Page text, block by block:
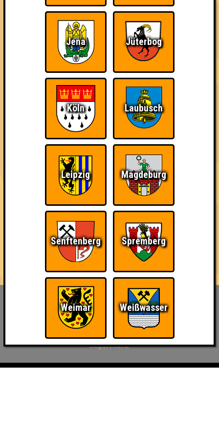
Es gibt einen Haufen Preise von unseren großartigen
Sponsoren zu gewinnen und gleichzeitig könnt ihr Gutes tun,
indem ihr einen Haufen Bingozettel kauft.
Am Abend warten drei abwechslungsreiche Runden auf euch -
wie genau die aussehen, werden wir euch bald erzählen!
Ihr könnt euch als Team anmelden und bekommt einen festen
Tisch oder werdet als Einzelperson mit anderen
zusammengesetzt. Der Clou: Der Tisch mit den meisten
Zetteln pro Kopf gewinnt zusätzlich einen Sonderpreis. So
lohnt es sich gleich doppelt, Gas zu geben!
👉 Jetzt reservieren
Alle weiteren Infos zu Spielmodi, Preisen und Sponsoren gibt
es regelmäßig auf Instagram!
== FAKTENCHECK ==
🏨 StuK (Leipziger Studentenkeller e.V.)
🚋 Nürnberger Straße 42 | 04103 Leipzig
📅 23.10.2026
🕢 Einlass: 19:00 Uhr
🕗 Beginn: 20:00 Uhr
💵 Eintritt: frei
🖐️ Voranmeldung empfohlen
Inhaber & Geschäftsführer:
Georg Martin // Quizlabor
Sandower Straße 56
03046 Cottbus
info@quizlabor.de
Jena Jüterbog
Köln Laubusch
Leipzig Magdeburg
Senftenberg Spremberg
Weimar Weißwasser